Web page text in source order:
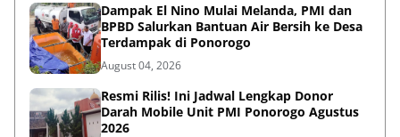
Dampak El Nino Mulai Melanda, PMI dan
BPBD Salurkan Bantuan Air Bersih ke Desa
Terdampak di Ponorogo
August 04, 2026
Resmi Rilis! Ini Jadwal Lengkap Donor
Darah Mobile Unit PMI Ponorogo Agustus
2026